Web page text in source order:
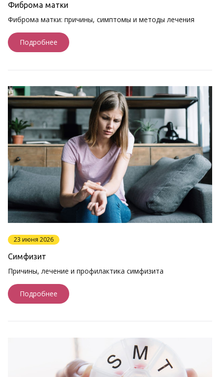
Фиброма матки
Фиброма матки: причины, симптомы и методы лечения
Подробнее
23 июня 2026
Симфизит
Причины, лечение и профилактика симфизита
Подробнее